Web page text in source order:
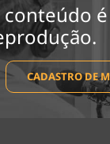
conteúdo
CADASTRO DE